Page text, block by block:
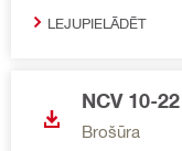
LEJUPIELĀDĒT
NCV 10-
Brošūra